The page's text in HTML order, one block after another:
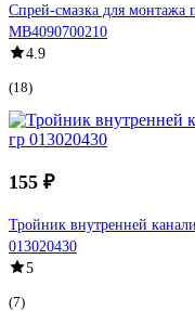
Спрей-смазка для монтажа
MB4090700210
4.9
(18)
155 ₽
Тройник внутренней
013020430
5
(7)